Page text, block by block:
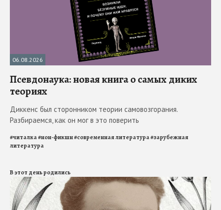
06.08.2026
Псевдонаука: новая книга о самых диких
теориях
Диккенс был сторонником теории самовозгорания.
Разбираемся, как он мог в это поверить
#читалка#нон-фикшн#современная литература#зарубежная
литература
В этот день родились